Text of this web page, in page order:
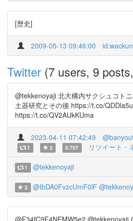
[歴史]
2009-05-13 09:46:00
Twitter (7 users, 9
@tekkenoyaji 北大構内サクシュコト
土器研究とその後 https://t.co/
https://t.co/QV2AUkKUma
2023-04-11 07:42:49
1 2 0.707 リツイート・
1 @tekkenoyaji
2 @IbDA0FvzcUmF0lF
@F34fC9F4NEMW5e2 @tekkenoyaji